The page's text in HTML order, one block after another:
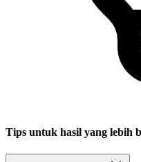
Tips untuk hasil yang lebih